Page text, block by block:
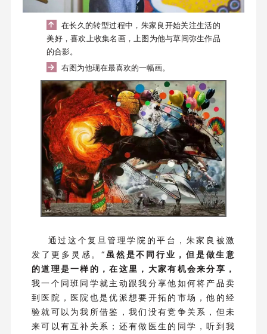
↑
在长久的转型过程中，朱家良开始关注生活的
美好，喜欢上收集名画，上图为他与草间弥生作品
的合影。
→ 右图为他现在最喜欢的一幅画。
通过这个复旦管理学院的平台，朱家良被激
发了更多灵感。“ 虽然是不同行业，但是做生意
的道理是一样的，在这里，大家有机会来分享，
我一个同班同学就主动跟我分享他如何将产品卖
到医院，医院也是优派想要开拓的市场，他的经
验就可以为我所借鉴，我们没有竞争关系，但未
来可以有互补关系；还有做医生的同学，听到我